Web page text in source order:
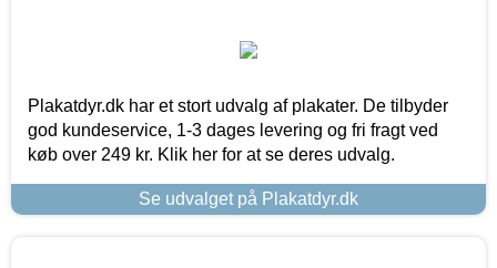
Plakatdyr.dk har et stort udvalg af plakater. De tilbyder
god kundeservice, 1-3 dages levering og fri fragt ved
køb over 249 kr. Klik her for at se deres udvalg.
Se udvalget på Plakatdyr.dk